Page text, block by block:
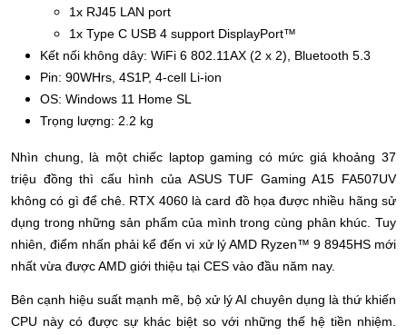
1x RJ45 LAN port
1x Type C USB 4 support DisplayPort™
Kết nối không dây: WiFi 6 802.11AX (2 x 2), Bluetooth 5.3
Pin: 90WHrs, 4S1P, 4-cell Li-ion
OS: Windows 11 Home SL
Trọng lượng: 2.2 kg
Nhìn chung, là một chiếc laptop gaming có mức giá khoảng 37
triệu đồng thì cấu hình của ASUS TUF Gaming A15 FA507UV
không có gì để chê. RTX 4060 là card đồ họa được nhiều hãng sử
dụng trong những sản phẩm của mình trong cùng phân khúc. Tuy
nhiên, điểm nhấn phải kể đến vi xử lý AMD Ryzen™ 9 8945HS mới
nhất vừa được AMD giới thiệu tại CES vào đầu năm nay.
Bên cạnh hiệu suất mạnh mẽ, bộ xử lý AI chuyên dụng là thứ khiến
CPU này có được sự khác biệt so với những thế hệ tiền nhiệm.